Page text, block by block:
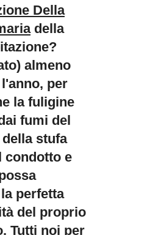
Della
della
almeno
per
la fuligine
fumi del
stufa
condotto e
perfetta
del proprio
Tutti noi per